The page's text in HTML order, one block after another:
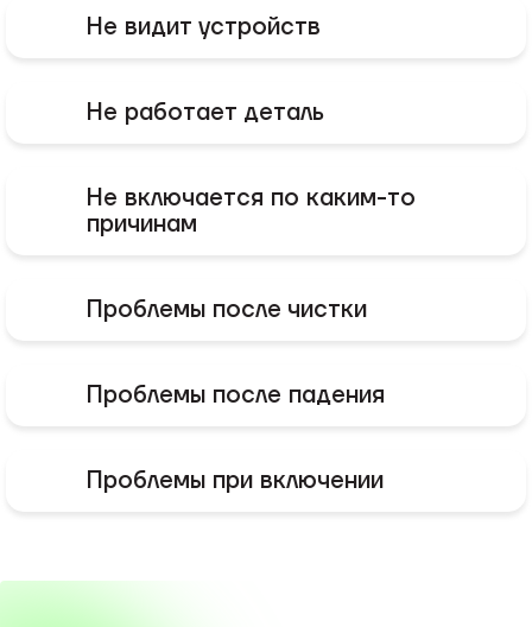
Не видит устройств
Не работает деталь
Не включается по каким-то
причинам
Проблемы после чистки
Проблемы после падения
Проблемы при включении